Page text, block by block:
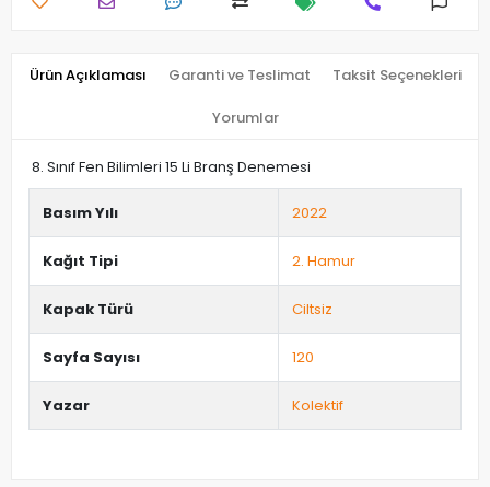
Ürün Açıklaması Garanti ve Teslimat Taksit Seçenekleri
Yorumlar
8. Sınıf Fen Bilimleri 15 Li Branş Denemesi
Basım Yılı 2022
Kağıt Tipi 2. Hamur
Kapak Türü Ciltsiz
Sayfa Sayısı 120
Yazar Kolektif